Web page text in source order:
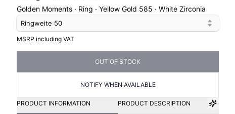
Golden Moments · Ring · Yellow Gold 585 · White Zirconia
Ringweite 50
MSRP including VAT
OUT OF STOCK
NOTIFY WHEN AVAILABLE
PRODUCT INFORMATION PRODUCT DESCRIPTION